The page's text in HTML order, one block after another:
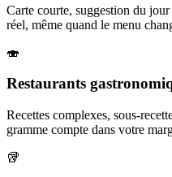
Carte courte, suggestion du
réel, même quand le menu
🍣
Restaurants
Recettes complexes, sous-
gramme compte dans votre
🥡